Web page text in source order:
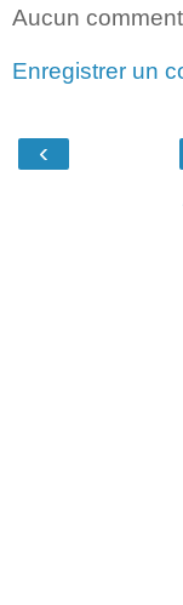
Aucun
Enregistrer un
‹